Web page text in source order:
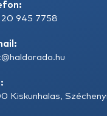
20 945 7758
Kiskunhalas,